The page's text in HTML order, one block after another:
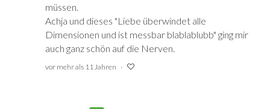
müssen.
Achja und dieses "Liebe überwindet alle
Dimensionen und ist messbar blablablubb" ging mir
auch ganz schön auf die Nerven.
vor mehr als 11 Jahren